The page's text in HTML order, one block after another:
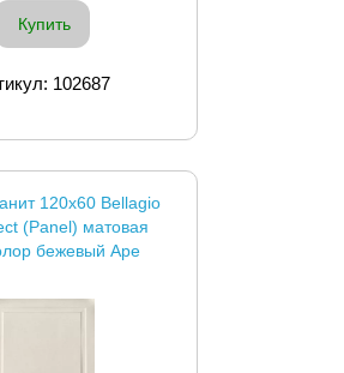
Купить
102687
120x60 Bellagio
(Panel) матовая
бежевый Ape